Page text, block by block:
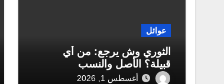
عوائل
الثوري وش يرجع: من أي
قبيلة؟ الأصل والنسب
أغسطس 1, 2026